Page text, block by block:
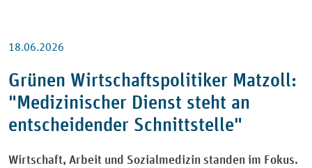
18.06.2026
Grünen Wirtschaftspolitiker Matzoll:
"Medizinischer Dienst steht an
entscheidender Schnittstelle"
Wirtschaft, Arbeit und Sozialmedizin standen im Fokus.